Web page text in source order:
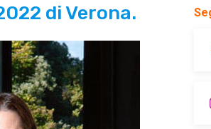
di Verona.